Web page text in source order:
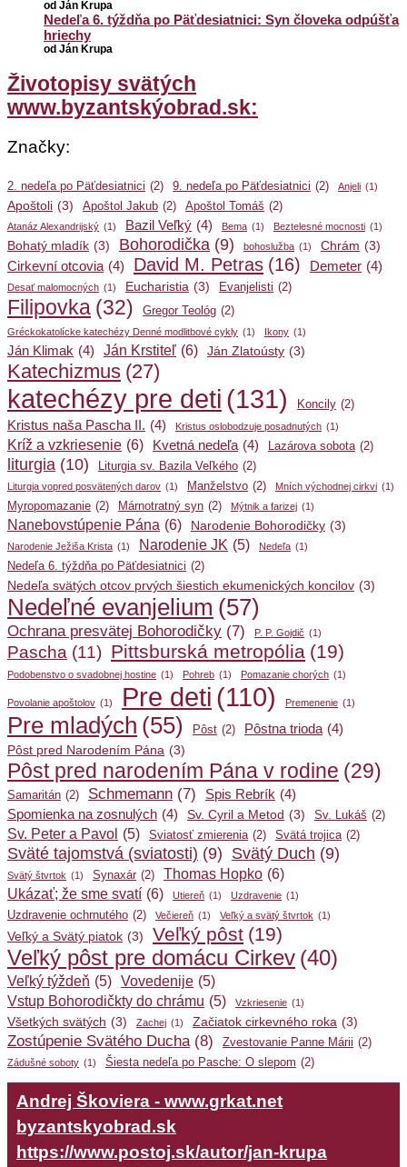
od Ján Krupa
Nedeľa 6. týždňa po Päťdesiatnici: Syn človeka odpúšťa
hriechy
od Ján Krupa
Životopisy svätých
www.byzantskýobrad.sk:
Značky:
2. nedeľa po Päťdesiatnici (2) 9. nedeľa po Päťdesiatnici (2) Anjeli (1)
Apoštoli (3) Apoštol Jakub (2) Apoštol Tomáš (2)
Atanáz Alexandrijský (1) Bazil Veľký (4) Bema (1) Beztelesné mocnosti (1)
Bohatý mladík (3) Bohorodička (9) bohoslužba (1) Chrám (3)
Cirkevní otcovia (4) David M. Petras (16) Demeter (4)
Desať malomocných (1) Eucharistia (3) Evanjelisti (2)
Filipovka (32) Gregor Teológ (2)
Gréckokatolícke katechézy Denné modlitbové cykly (1) Ikony (1)
Ján Klimak (4) Ján Krstiteľ (6) Ján Zlatoústy (3)
Katechizmus (27)
katechézy pre deti (131) Koncily (2)
Kristus naša Pascha II. (4) Kristus oslobodzuje posadnutých (1)
Kríž a vzkriesenie (6) Kvetná nedeľa (4) Lazárova sobota (2)
liturgia (10) Liturgia sv. Bazila Veľkého (2)
Liturgia vopred posvätených darov (1) Manželstvo (2) Mních východnej cirkvi (1)
Myropomazanie (2) Márnotratný syn (2) Mýtnik a farizej (1)
Nanebovstúpenie Pána (6) Narodenie Bohorodičky (3)
Narodenie Ježiša Krista (1) Narodenie JK (5) Nedeľa (1)
Nedeľa 6. týždňa po Päťdesiatnici (2)
Nedeľa svätých otcov prvých šiestich ekumenických koncilov (3)
Nedeľné evanjelium (57)
Ochrana presvätej Bohorodičky (7) P. P. Gojdič (1)
Pascha (11) Pittsburská metropólia (19)
Podobenstvo o svadobnej hostine (1) Pohreb (1) Pomazanie chorých (1)
Povolanie apoštolov (1) Pre deti (110) Premenenie (1)
Pre mladých (55) Pôst (2) Pôstna trioda (4)
Pôst pred Narodením Pána (3)
Pôst pred narodením Pána v rodine (29)
Samaritán (2) Schmemann (7) Spis Rebrík (4)
Spomienka na zosnulých (4) Sv. Cyril a Metod (3) Sv. Lukáš (2)
Sv. Peter a Pavol (5) Sviatosť zmierenia (2) Svätá trojica (2)
Sväté tajomstvá (sviatosti) (9) Svätý Duch (9)
Svätý štvrtok (1) Synaxár (2) Thomas Hopko (6)
Ukázať; že sme svatí (6) Utiereň (1) Uzdravenie (1)
Uzdravenie ochrnutého (2) Večiereň (1) Veľký a svätý štvrtok (1)
Veľký a Svätý piatok (3) Veľký pôst (19)
Veľký pôst pre domácu Cirkev (40)
Veľký týždeň (5) Vovedenije (5)
Vstup Bohorodičkty do chrámu (5) Vzkriesenie (1)
Všetkých svätých (3) Zachej (1) Začiatok cirkevného roka (3)
Zostúpenie Svätého Ducha (8) Zvestovanie Panne Márii (2)
Zádušné soboty (1) Šiesta nedeľa po Pasche: O slepom (2)
Andrej Škoviera - www.grkat.net
byzantskyobrad.sk
https://www.postoj.sk/autor/jan-krupa